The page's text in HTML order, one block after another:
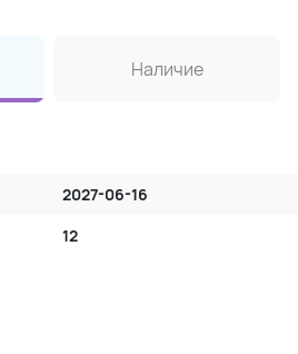
Наличие
2027-06-16
12